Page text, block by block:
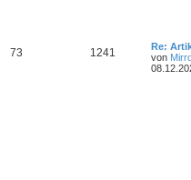
73 1241
Re:
von